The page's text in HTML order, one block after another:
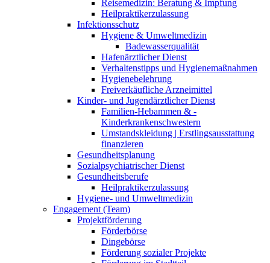
Reisemedizin: Beratung & Impfung
Heilpraktikerzulassung
Infektionsschutz
Hygiene & Umweltmedizin
Badewasserqualität
Hafenärztlicher Dienst
Verhaltenstipps und Hygienemaßnahmen
Hygienebelehrung
Freiverkäufliche Arzneimittel
Kinder- und Jugendärztlicher Dienst
Familien-Hebammen & -
Kinderkrankenschwestern
Umstandskleidung | Erstlingsausstattung
finanzieren
Gesundheitsplanung
Sozialpsychiatrischer Dienst
Gesundheitsberufe
Heilpraktikerzulassung
Hygiene- und Umweltmedizin
Engagement (Team)
Projektförderung
Förderbörse
Dingebörse
Förderung sozialer Projekte